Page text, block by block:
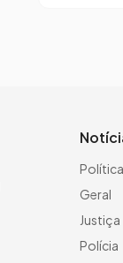
Política
Geral
Justiça
Polícia